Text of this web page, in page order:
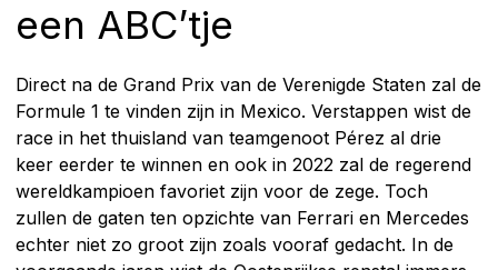
een ABC’tje
Direct na de Grand Prix van de Verenigde Staten zal de
Formule 1 te vinden zijn in Mexico. Verstappen wist de
race in het thuisland van teamgenoot Pérez al drie
keer eerder te winnen en ook in 2022 zal de regerend
wereldkampioen favoriet zijn voor de zege. Toch
zullen de gaten ten opzichte van Ferrari en Mercedes
echter niet zo groot zijn zoals vooraf gedacht. In de